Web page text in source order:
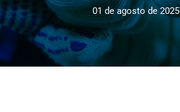
01 de agosto de 2025